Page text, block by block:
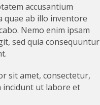
accusantium
quae ab illo inventore
Nemo enim ipsam
sed quia consequuntur
sit amet, consectetur,
incidunt ut labore et